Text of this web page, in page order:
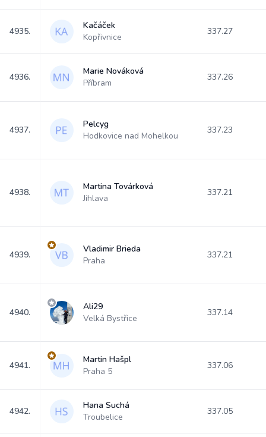
4935.
Kačáček
Kopřivnice
337.27
4936.
Marie Nováková
Příbram
337.26
4937.
Pelcyg
Hodkovice nad Mohelkou
337.23
4938.
Martina Továrková
Jihlava
337.21
4939.
Vladimir Brieda
Praha
337.21
4940.
Ali29
Velká Bystřice
337.14
4941.
Martin Hašpl
Praha 5
337.06
4942.
Hana Suchá
Troubelice
337.05